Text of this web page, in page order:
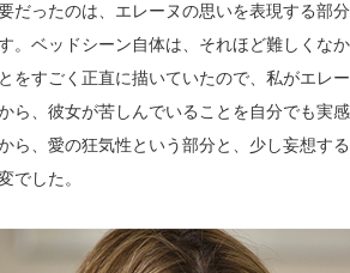
だったのは、エレーヌの思いを表現する部
。ベッドシーン自体は、それほど難しくな
をすごく正直に描いていたので、私がエレ
ら、彼女が苦しんでいることを自分でも実
ら、愛の狂気性という部分と、少し妄想す
でした。